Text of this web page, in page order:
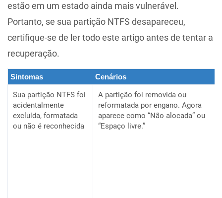
estão em um estado ainda mais vulnerável.
Portanto, se sua partição NTFS desapareceu,
certifique-se de ler todo este artigo antes de tentar a
recuperação.
Sintomas Cenários
Sua partição NTFS foi
acidentalmente
excluída, formatada
ou não é reconhecida
A partição foi removida ou
reformatada por engano. Agora
aparece como “Não alocada” ou
“Espaço livre.”